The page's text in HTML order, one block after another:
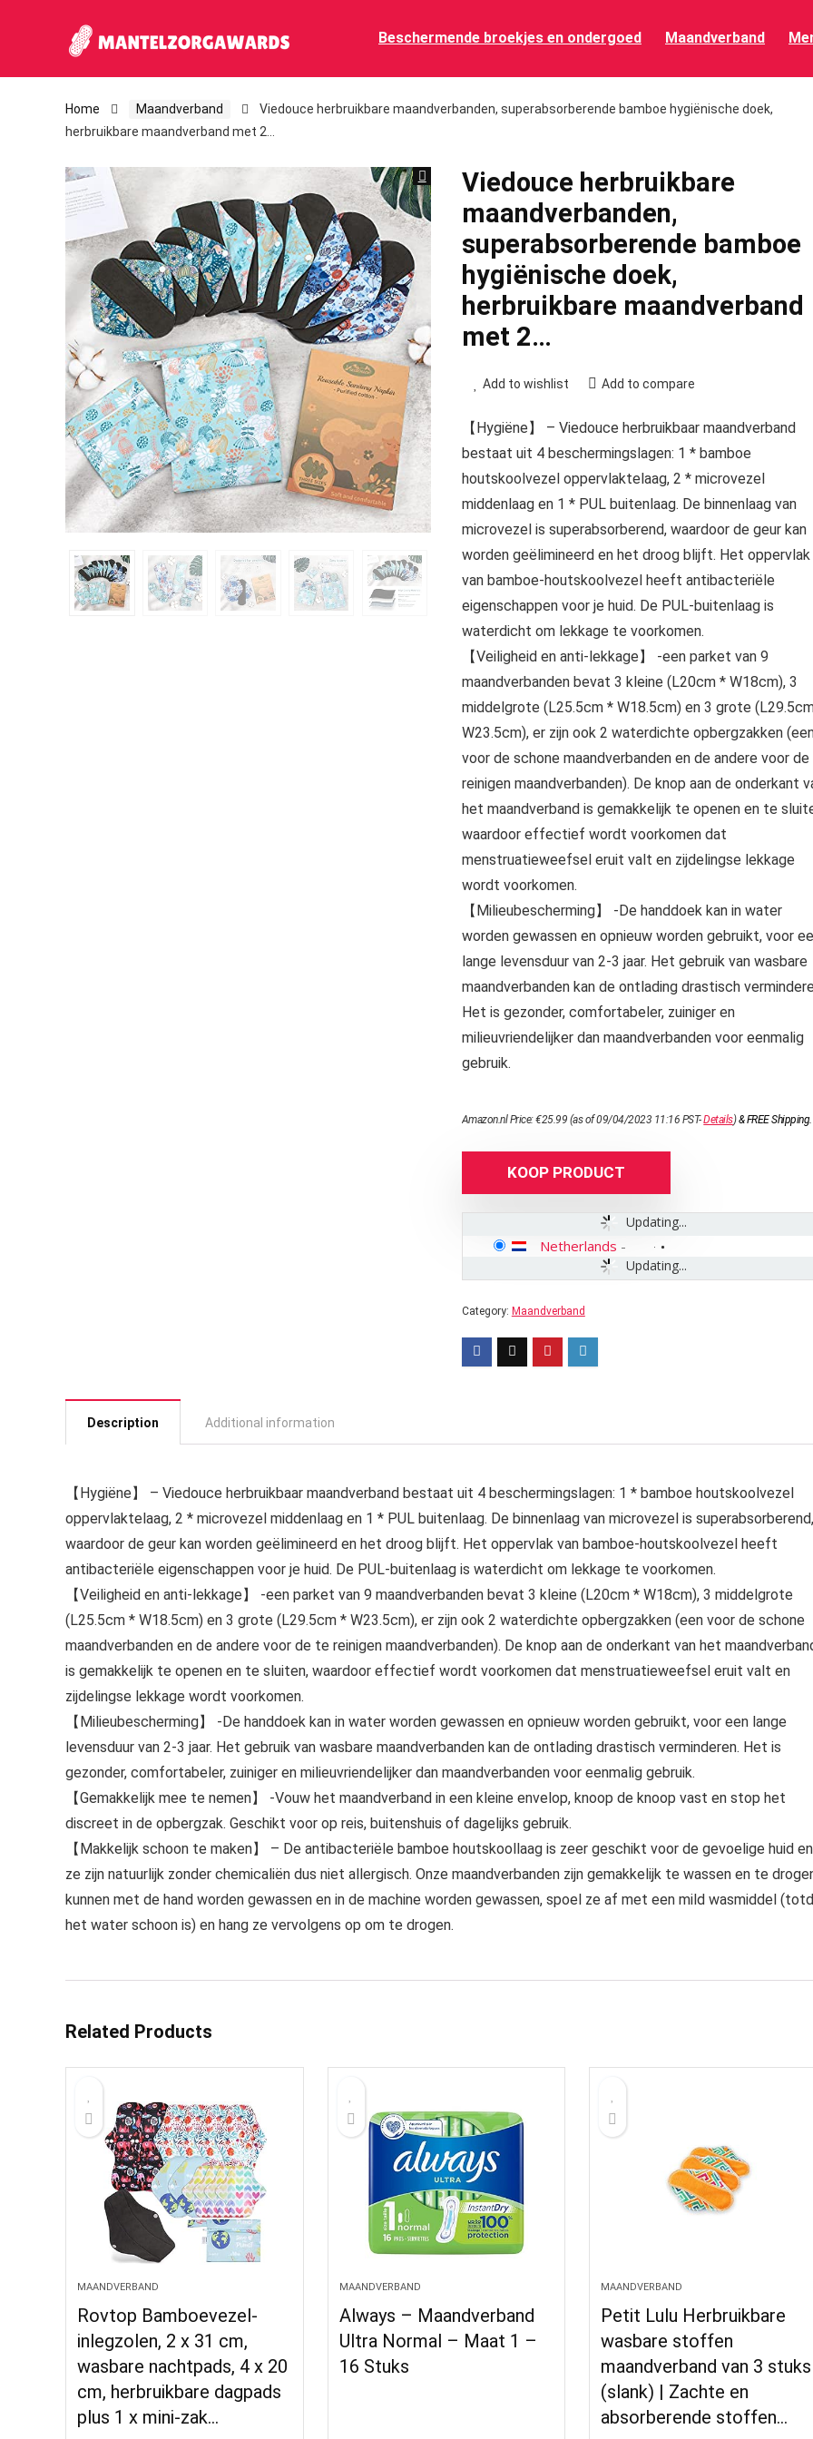
Beschermende broekjes en ondergoed Maandverband
Home Maandverband
Viedouce herbruikbare maandverbanden, superabsorberende bamboe hygiënische doek,
herbruikbare maandverband met 2…
Viedouce herbruikbare
maandverbanden,
superabsorberende bamboe
hygiënische doek,
herbruikbare maandverband
met 2…
Add to wishlist Add to compare
【Hygiëne】 – Viedouce herbruikbaar maandverband
bestaat uit 4 beschermingslagen: 1 * bamboe
houtskoolvezel oppervlaktelaag, 2 * microvezel
middenlaag en 1 * PUL buitenlaag. De binnenlaag van
microvezel is superabsorberend, waardoor de geur kan
worden geëlimineerd en het droog blijft. Het oppervlak
van bamboe-houtskoolvezel heeft antibacteriële
eigenschappen voor je huid. De PUL-buitenlaag is
waterdicht om lekkage te voorkomen.
【Veiligheid en anti-lekkage】 -een parket van 9
maandverbanden bevat 3 kleine (L20cm * W18cm), 3
middelgrote (L25.5cm * W18.5cm) en 3 grote
W23.5cm), er zijn ook 2 waterdichte opbergzakken
voor de schone maandverbanden en de andere voor
reinigen maandverbanden). De knop aan de onderkant
het maandverband is gemakkelijk te openen en te
waardoor effectief wordt voorkomen dat
menstruatieweefsel eruit valt en zijdelingse lekkage
wordt voorkomen.
【Milieubescherming】 -De handdoek kan in water
worden gewassen en opnieuw worden gebruikt, voor
lange levensduur van 2-3 jaar. Het gebruik van wasbare
maandverbanden kan de ontlading drastisch
Het is gezonder, comfortabeler, zuiniger en
milieuvriendelijker dan maandverbanden voor eenmalig
gebruik.
Amazon.nl Price:€25.99 (as of 09/04/2023 11:16 PST-Details)&FREE Shipping.
KOOP PRODUCT
Updating...
Updating...
Netherlands -
Category: Maandverband
Description Additional information
【Hygiëne】 – Viedouce herbruikbaar maandverband bestaat uit 4 beschermingslagen: 1 * bamboe houtskoolvezel
oppervlaktelaag, 2 * microvezel middenlaag en 1 * PUL buitenlaag. De binnenlaag van microvezel is superabsorberend,
waardoor de geur kan worden geëlimineerd en het droog blijft. Het oppervlak van bamboe-houtskoolvezel heeft
antibacteriële eigenschappen voor je huid. De PUL-buitenlaag is waterdicht om lekkage te voorkomen.
【Veiligheid en anti-lekkage】 -een parket van 9 maandverbanden bevat 3 kleine (L20cm * W18cm), 3 middelgrote
(L25.5cm * W18.5cm) en 3 grote (L29.5cm * W23.5cm), er zijn ook 2 waterdichte opbergzakken (een voor de schone
maandverbanden en de andere voor de te reinigen maandverbanden). De knop aan de onderkant van het
is gemakkelijk te openen en te sluiten, waardoor effectief wordt voorkomen dat menstruatieweefsel eruit valt en
zijdelingse lekkage wordt voorkomen.
【Milieubescherming】 -De handdoek kan in water worden gewassen en opnieuw worden gebruikt, voor een lange
levensduur van 2-3 jaar. Het gebruik van wasbare maandverbanden kan de ontlading drastisch verminderen. Het is
gezonder, comfortabeler, zuiniger en milieuvriendelijker dan maandverbanden voor eenmalig gebruik.
【Gemakkelijk mee te nemen】 -Vouw het maandverband in een kleine envelop, knoop de knoop vast en stop het
discreet in de opbergzak. Geschikt voor op reis, buitenshuis of dagelijks gebruik.
【Makkelijk schoon te maken】 – De antibacteriële bamboe houtskoollaag is zeer geschikt voor de gevoelige huid en
ze zijn natuurlijk zonder chemicaliën dus niet allergisch. Onze maandverbanden zijn gemakkelijk te wassen en te
kunnen met de hand worden gewassen en in de machine worden gewassen, spoel ze af met een mild wasmiddel
het water schoon is) en hang ze vervolgens op om te drogen.
Related Products
MAANDVERBAND
Rovtop Bamboevezel-
inlegzolen, 2 x 31 cm,
wasbare nachtpads, 4 x 20
cm, herbruikbare dagpads
plus 1 x mini-zak…
MAANDVERBAND
Always – Maandverband
Ultra Normal – Maat 1 –
16 Stuks
MAANDVERBAND
Petit Lulu Herbruikbare
wasbare stoffen
maandverband van 3 stuks
(slank) | Zachte en
absorberende stoffen…